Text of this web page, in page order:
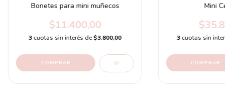
Bonetes para mini muñecos
$11.400,00
3cuotas sin interés de$3.800,00
COMPRAR
Mini
3cuotas sin
COMPRAR